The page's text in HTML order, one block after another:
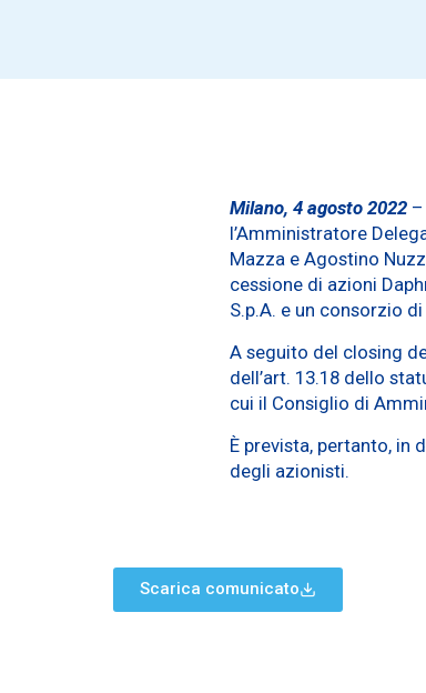
Milano, 4 agosto 2022
l’Amministratore
Mazza e Agostino
cessione di azioni
S.p.A. e un consorzio
A seguito del closing
dell’art. 13.18 dello
cui il Consiglio di
È prevista, pertanto, in
degli azionisti.
Scarica comunicato